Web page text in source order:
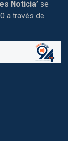
Noticia’ se
a través de